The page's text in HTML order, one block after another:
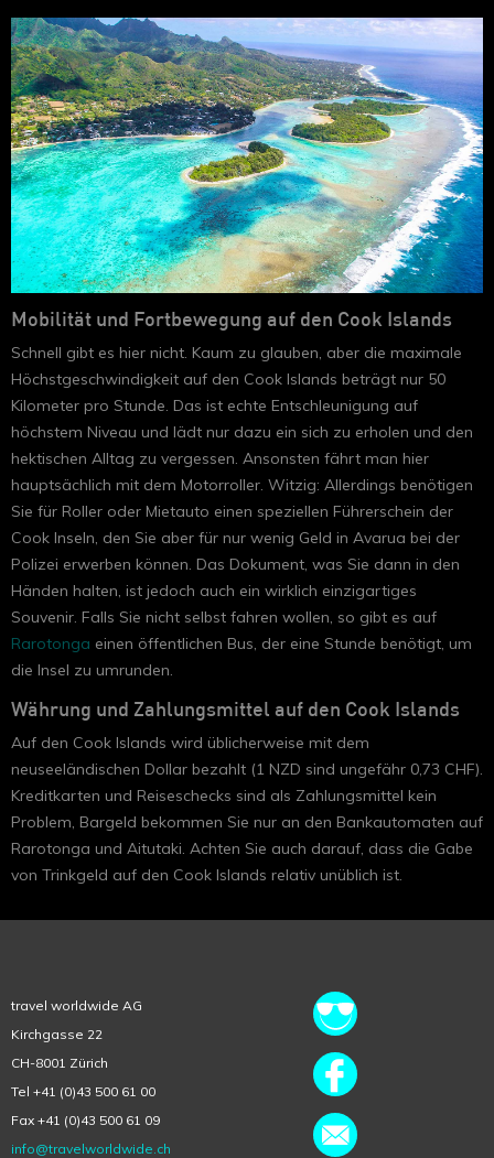
Mobilität und Fortbewegung auf den Cook Islands
Schnell gibt es hier nicht. Kaum zu glauben, aber die maximale
Höchstgeschwindigkeit auf den Cook Islands beträgt nur 50
Kilometer pro Stunde. Das ist echte Entschleunigung auf
höchstem Niveau und lädt nur dazu ein sich zu erholen und den
hektischen Alltag zu vergessen. Ansonsten fährt man hier
hauptsächlich mit dem Motorroller. Witzig: Allerdings benötigen
Sie für Roller oder Mietauto einen speziellen Führerschein der
Cook Inseln, den Sie aber für nur wenig Geld in Avarua bei der
Polizei erwerben können. Das Dokument, was Sie dann in den
Händen halten, ist jedoch auch ein wirklich einzigartiges
Souvenir. Falls Sie nicht selbst fahren wollen, so gibt es auf
Rarotonga einen öffentlichen Bus, der eine Stunde benötigt, um
die Insel zu umrunden.
Währung und Zahlungsmittel auf den Cook Islands
Auf den Cook Islands wird üblicherweise mit dem
neuseeländischen Dollar bezahlt (1 NZD sind ungefähr 0,73 CHF).
Kreditkarten und Reiseschecks sind als Zahlungsmittel kein
Problem, Bargeld bekommen Sie nur an den Bankautomaten auf
Rarotonga und Aitutaki. Achten Sie auch darauf, dass die Gabe
von Trinkgeld auf den Cook Islands relativ unüblich ist.
travel worldwide AG
Kirchgasse 22
CH-8001 Zürich
Tel +41 (0)43 500 61 00
Fax +41 (0)43 500 61 09
info@travelworldwide.ch